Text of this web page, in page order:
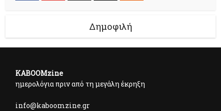
Δημοφιλή
KABOOMzine
ημερολόγια πριν από τη μεγάλη έκρηξη
info@kaboomzine.gr